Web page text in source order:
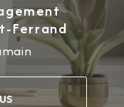
Ferrand